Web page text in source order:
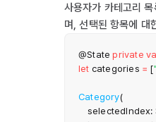
사용자가 카테고리
며, 선택된 항목에 대
@State private
let categories = [
Category(
    selectedIndex
: